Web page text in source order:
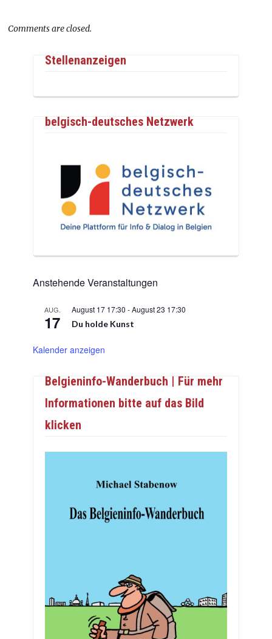
Comments are closed.
Stellenanzeigen
belgisch-deutsches Netzwerk
Anstehende Veranstaltungen
AUG.
17
August 17 17:30 -August 23 17:30
Du holde Kunst
Kalender anzeigen
Belgieninfo-Wanderbuch | Für mehr
Informationen bitte auf das Bild
klicken